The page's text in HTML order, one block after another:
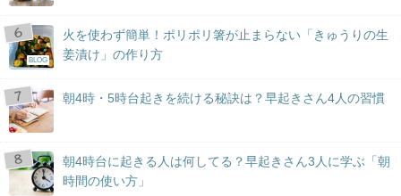
BLOG
火を使わず簡単！ポリポリ箸が止まらない「きゅうりの生
姜漬け」の作り方
朝4時・5時台起きを続ける秘訣は？早起きさん4人の習慣
朝4時台に起きる人は何してる？早起きさん3人に学ぶ「朝
時間の使い方」